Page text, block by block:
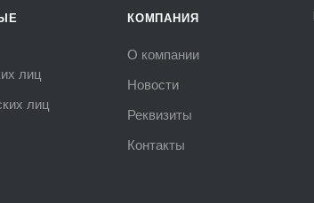
лиц
лиц
КОМПАНИЯ
О компании
Новости
Реквизиты
Контакты